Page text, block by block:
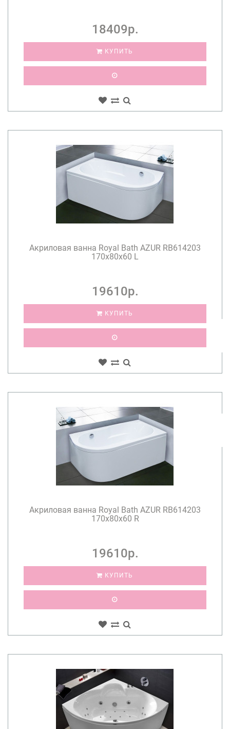
18409р.
КУПИТЬ
Акриловая ванна Royal Bath AZUR RB614203
170x80x60 L
19610р.
КУПИТЬ
Акриловая ванна Royal Bath AZUR RB614203
170x80x60 R
19610р.
КУПИТЬ